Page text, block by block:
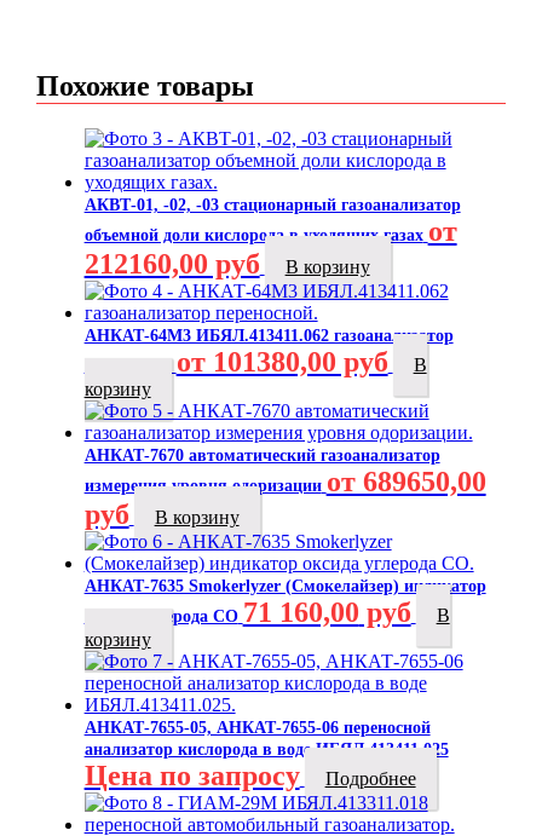
Похожие товары
АКВТ-01, -02, -03 стационарный газоанализатор
объемной доли кислорода в уходящих газах от
212160,00 руб
В корзину
АНКАТ-64М3 ИБЯЛ.413411.062 газоанализатор
от 101380,00 руб
В
корзину
АНКАТ-7670 автоматический газоанализатор
измерения уровня одоризации от 689650,00
руб
В корзину
АНКАТ-7635 Smokerlyzer (Смокелайзер) индикатор
оксида углерода CO 71 160,00 руб
В
корзину
АНКАТ-7655-05, АНКАТ-7655-06 переносной
анализатор кислорода в воде ИБЯЛ.413411.025
Цена по запросу Подробнее